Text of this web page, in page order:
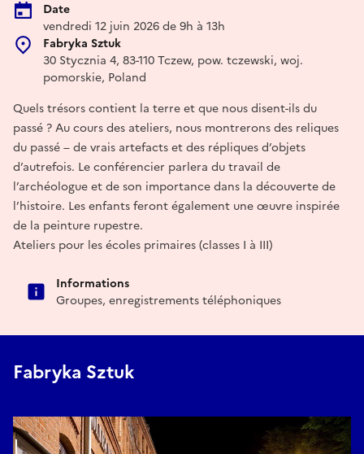
Date
vendredi 12 juin 2026 de 9h à 13h
Fabryka Sztuk
30 Stycznia 4, 83-110 Tczew, pow. tczewski, woj.
pomorskie, Poland
Quels trésors contient la terre et que nous disent-ils du
passé ? Au cours des ateliers, nous montrerons des reliques
du passé – de vrais artefacts et des répliques d’objets
d’autrefois. Le conférencier parlera du travail de
l’archéologue et de son importance dans la découverte de
l’histoire. Les enfants feront également une œuvre inspirée
de la peinture rupestre.
Ateliers pour les écoles primaires (classes I à III)
Informations
Groupes, enregistrements téléphoniques
Fabryka Sztuk